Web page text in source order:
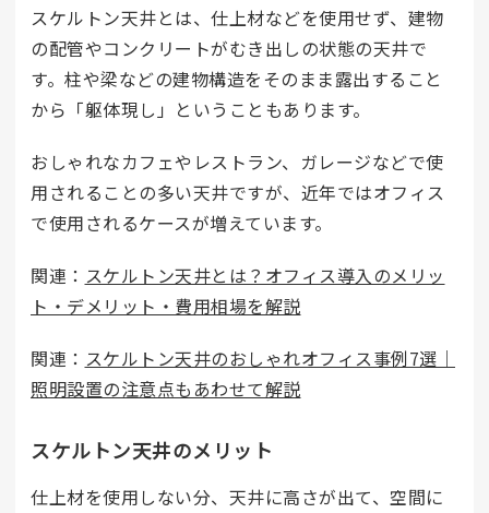
スケルトン天井とは、仕上材などを使用せず、建物
の配管やコンクリートがむき出しの状態の天井で
す。柱や梁などの建物構造をそのまま露出すること
から「躯体現し」ということもあります。
おしゃれなカフェやレストラン、ガレージなどで使
用されることの多い天井ですが、近年ではオフィス
で使用されるケースが増えています。
関連： スケルトン天井とは？オフィス導入のメリッ
ト・デメリット・費用相場を解説
関連： スケルトン天井のおしゃれオフィス事例7選｜
照明設置の注意点もあわせて解説
スケルトン天井のメリット
仕上材を使用しない分、天井に高さが出て、空間に